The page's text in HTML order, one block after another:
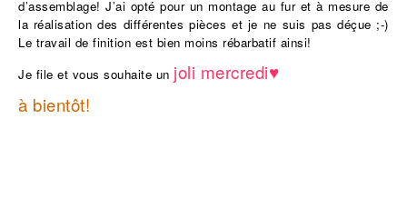
d’assemblage! J’ai opté pour un montage au fur et à mesure de
la réalisation des différentes pièces et je ne suis pas déçue ;-)
Le travail de finition est bien moins rébarbatif ainsi!
Je file et vous souhaite un joli mercredi♥
à bientôt!